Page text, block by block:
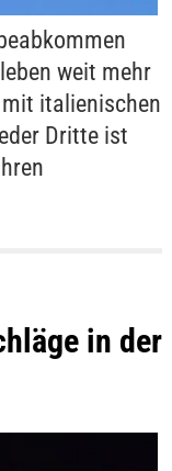
weit mehr
italienischen
Dritte ist
in der